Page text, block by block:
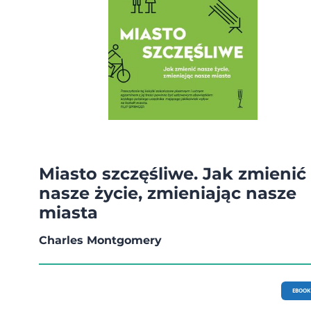
Miasto szczęśliwe. Jak zmienić
nasze życie, zmieniając nasze
miasta
Charles Montgomery
EBOOK